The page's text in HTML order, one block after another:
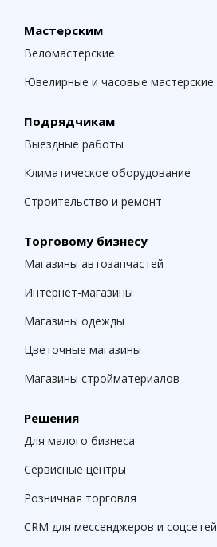
Мастерским
Веломастерские
Ювелирные и часовые мастерские
Подрядчикам
Выездные работы
Климатическое оборудование
Строительство и ремонт
Торговому бизнесу
Магазины автозапчастей
Интернет-магазины
Магазины одежды
Цветочные магазины
Магазины стройматериалов
Решения
Для малого бизнеса
Сервисные центры
Розничная торговля
CRM для мессенджеров и соцсетей